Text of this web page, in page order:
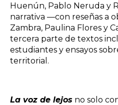
Huenún, Pablo Neruda y
narrativa —con reseñas a
Zambra, Paulina Flores y
tercera parte de textos
estudiantes y ensayos
territorial.
La voz de lejos no solo